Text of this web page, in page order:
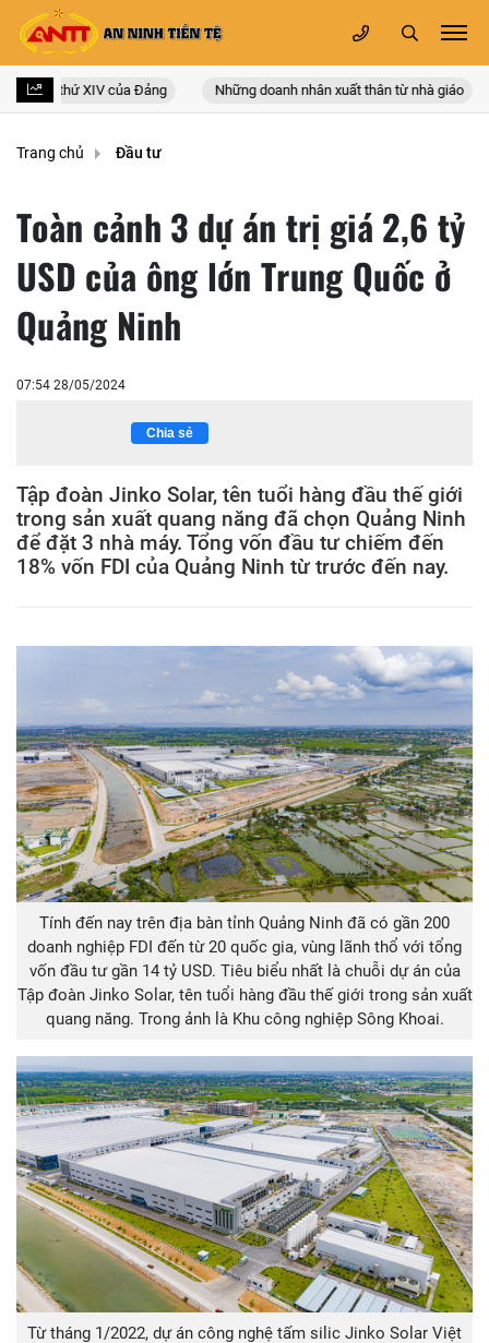
thứ XIV của Đảng Những doanh nhân xuất thân từ nhà giáo
Trang chủ Đầu tư
Toàn cảnh 3 dự án trị giá 2,6 tỷ
USD của ông lớn Trung Quốc ở
Quảng Ninh
07:54 28/05/2024
Chia sẻ
Tập đoàn Jinko Solar, tên tuổi hàng đầu thế giới
trong sản xuất quang năng đã chọn Quảng Ninh
để đặt 3 nhà máy. Tổng vốn đầu tư chiếm đến
18% vốn FDI của Quảng Ninh từ trước đến nay.
Tính đến nay trên địa bàn tỉnh Quảng Ninh đã có gần 200
doanh nghiệp FDI đến từ 20 quốc gia, vùng lãnh thổ với tổng
vốn đầu tư gần 14 tỷ USD. Tiêu biểu nhất là chuỗi dự án của
Tập đoàn Jinko Solar, tên tuổi hàng đầu thế giới trong sản xuất
quang năng. Trong ảnh là Khu công nghiệp Sông Khoai.
Từ tháng 1/2022, dự án công nghệ tấm silic Jinko Solar Việt